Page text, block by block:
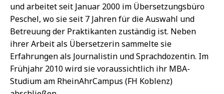
und arbeitet seit Januar 2000 im Übersetzungsbüro
Peschel, wo sie seit 7 Jahren für die Auswahl und
Betreuung der Praktikanten zuständig ist. Neben
ihrer Arbeit als Übersetzerin sammelte sie
Erfahrungen als Journalistin und Sprachdozentin. Im
Frühjahr 2010 wird sie voraussichtlich ihr MBA-
Studium am RheinAhrCampus (FH Koblenz)